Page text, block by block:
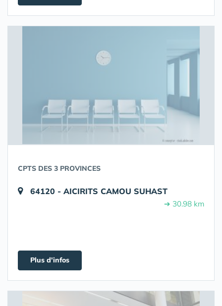
CPTS DES 3 PROVINCES
64120 - AICIRITS CAMOU SUHAST
➔ 30.98 km
Plus d'infos